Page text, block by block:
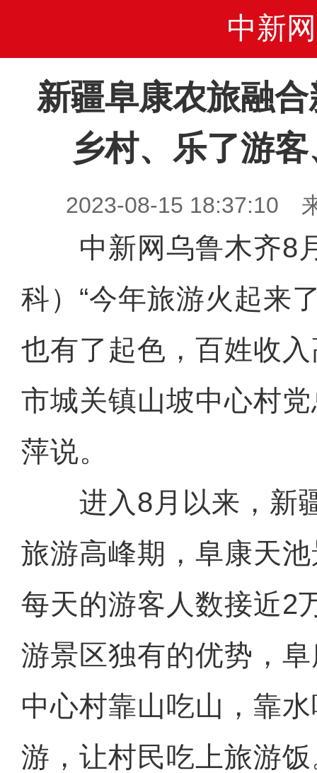
中新网
新疆阜康农旅融
乡村、乐了游
2023-08-15 18:37:10
中新网乌鲁木齐8
科）“今年旅游火起来
也有了起色，百姓收
市城关镇山坡中心村
萍说。
进入8月以来，新
旅游高峰期，阜康天
每天的游客人数接近2
游景区独有的优势，
中心村靠山吃山，靠
游，让村民吃上旅游